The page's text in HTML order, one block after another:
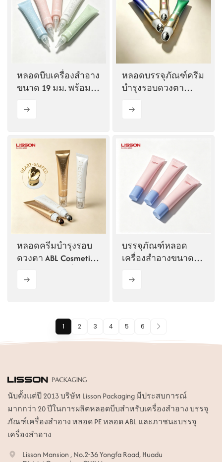
หลอดบีบเครื่องสำอาง
ขนาด 19 มม. พร้อม
หลอดบรรจุภัณฑ์ครีม
บำรุงรอบดวงตา
เย็นและร้อน
หลอดครีมบำรุงรอบ
ดวงตา ABL Cosmetic
พิเศษ
บรรจุภัณฑ์หลอด
เครื่องสำอางขนาด
เส้นผ่านศูนย์กลาง 19
1 2 3 4 5 6
นับตั้งแต่ปี 2013 บริษัท Lisson Packaging มีประสบการณ์
มากกว่า 20 ปีในการผลิตหลอดบีบสำหรับเครื่องสำอาง บรรจุ
ภัณฑ์เครื่องสำอาง หลอด PE หลอด ABL และภาชนะบรรจุ
เครื่องสำอาง
Lisson Mansion , No.2-36 Yongfa Road, Huadu